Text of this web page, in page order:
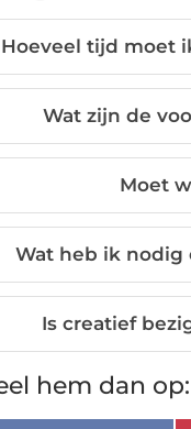
Hoeveel tijd moet
Wat zijn de
Moet
Wat heb ik nodig
Is creatief
hem dan op: